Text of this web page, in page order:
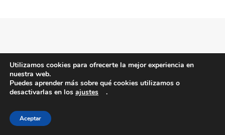
Compromisos
Productos de calidad
Compra segura
Utilizamos cookies para ofrecerte la mejor experiencia en
nuestra web.
Puedes aprender más sobre qué cookies utilizamos o
desactivarlas en los ajustes .
Aceptar